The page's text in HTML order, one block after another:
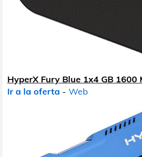
HyperX Fury Blue 1x4 GB 1600
Ir a la oferta - Web